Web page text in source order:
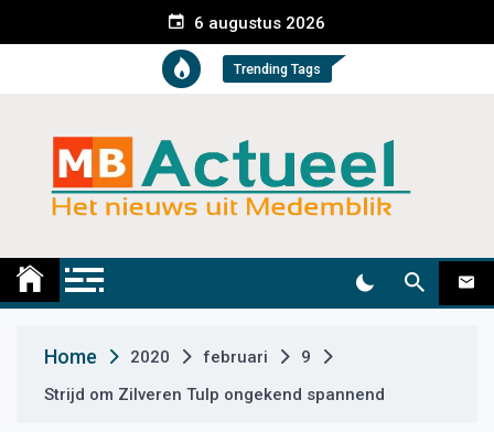
e
t
6 augustus 2026
Trending Tags
Medemblik Actueel
Home 2020 februari
9
Strijd om Zilveren Tulp ongekend spannend